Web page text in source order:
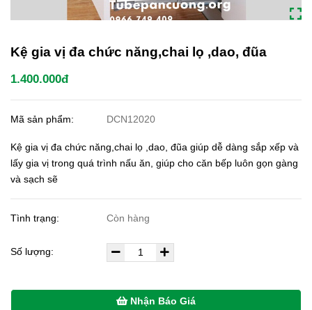
Kệ gia vị đa chức năng,chai lọ ,dao, đũa
1.400.000đ
Mã sản phẩm: DCN12020
Kệ gia vị đa chức năng,chai lọ ,dao, đũa giúp dễ dàng sắp xếp và
lấy gia vị trong quá trình nấu ăn, giúp cho căn bếp luôn gọn gàng
và sạch sẽ
Tình trạng: Còn hàng
Số lượng:
Nhận Báo Giá